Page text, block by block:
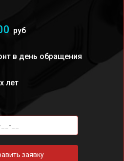
руб
в день обращения
лет
заявку